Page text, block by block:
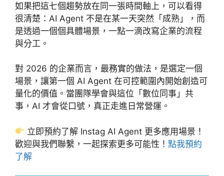
如果把這七個趨勢放在同一張時間軸上，可以看得
很清楚：AI Agent 不是在某一天突然「成熟」，而
是透過一個個具體場景，一點一滴改寫企業的流程
與分工。
對 2026 的企業而言，最務實的做法，是選定一個
場景，讓第一個 AI Agent 在可控範圍內開始創造可
量化的價值。當團隊學會與這位「數位同事」共
事，AI 才會從口號，真正走進日常營運。
立即預約了解 Instag AI Agent 更多應用場景！
歡迎與我們聯繫，一起探索更多可能性！ 點我預約
了解